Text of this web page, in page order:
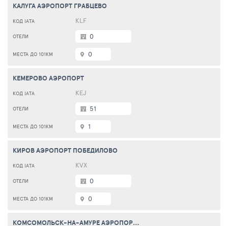
КАЛУГА АЭРОПОРТ ГРАБЦЕВО
KLF
0
0
КЕМЕРОВО АЭРОПОРТ
KEJ
51
1
КИРОВ АЭРОПОРТ ПОБЕДИЛОВО
KVX
0
0
КОМСОМОЛЬСК-НА-АМУРЕ АЭРОПОРТ ХУРБА